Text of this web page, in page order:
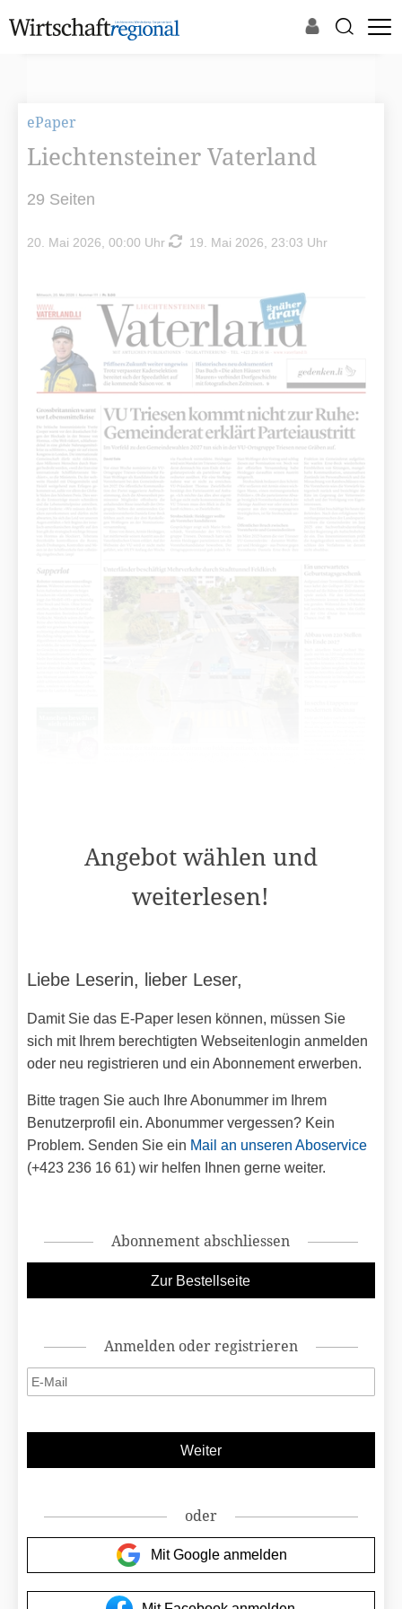
ePaper
Liechtensteiner Vaterland
29 Seiten
20. Mai 2026, 00:00 Uhr 19. Mai 2026, 23:03 Uhr
Angebot wählen und
weiterlesen!
Liebe Leserin, lieber Leser,
Damit Sie das E-Paper lesen können, müssen Sie
sich mit Ihrem berechtigten Webseitenlogin anmelden
oder neu registrieren und ein Abonnement erwerben.
Bitte tragen Sie auch Ihre Abonummer im Ihrem
Benutzerprofil ein. Abonummer vergessen? Kein
Problem. Senden Sie ein Mail an unseren Aboservice
(+423 236 16 61) wir helfen Ihnen gerne weiter.
Abonnement abschliessen
Anmelden oder registrieren
oder
Mit Google anmelden